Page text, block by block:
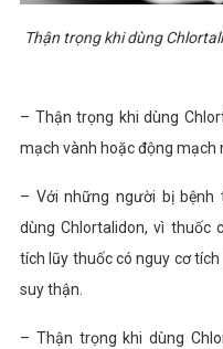
Thận trọng khi dùng
– Thận trọng khi dùng
mạch vành hoặc động mạch
– Với những người bị bệnh
dùng Chlortalidon, vì thuốc
tích lũy thuốc có nguy cơ
suy thận.
– Thận trọng khi dùng